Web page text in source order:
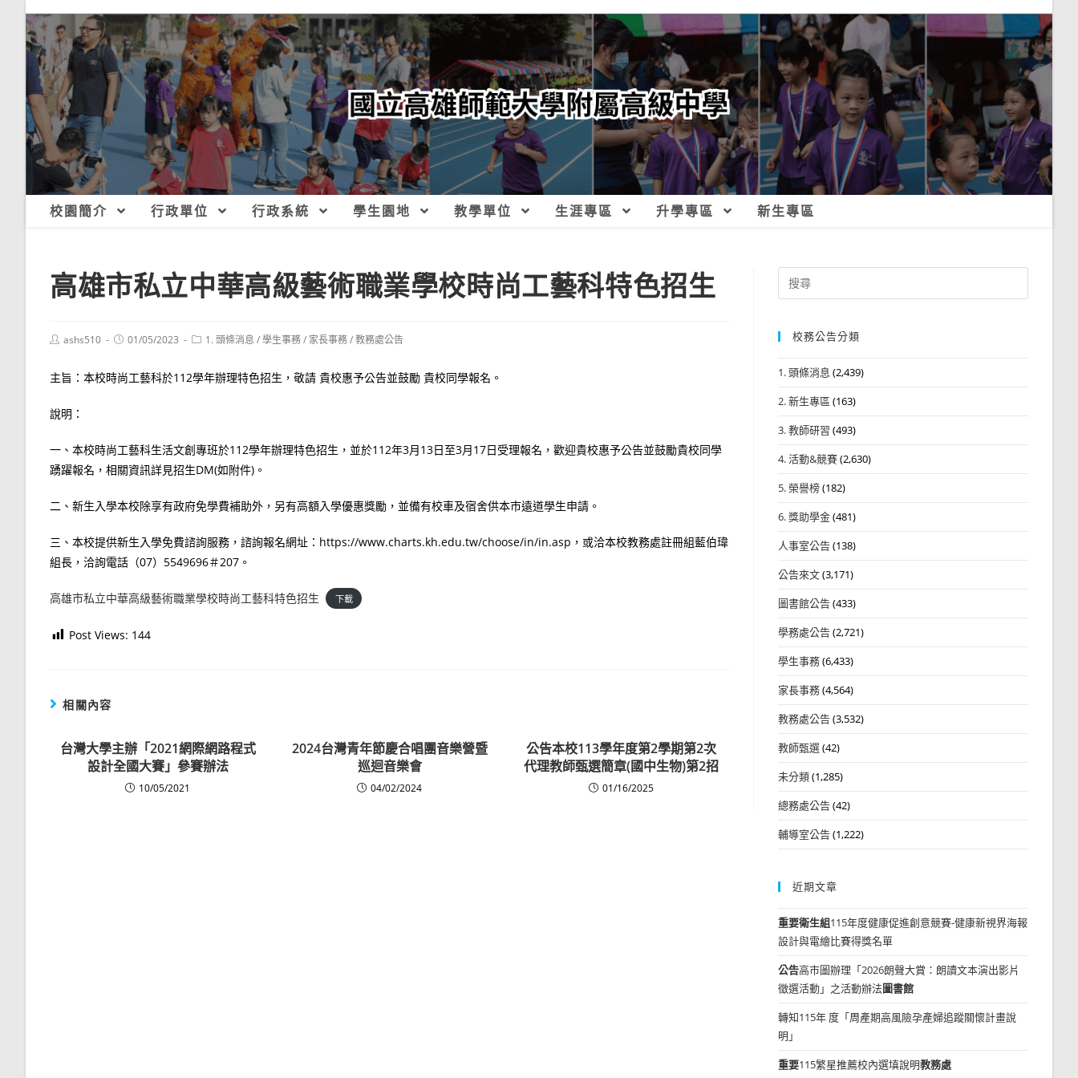
校園簡介 行政單位 行政系統 學生園地 教學單位 生涯專區 升學專區 新生專區
高雄市私立中華高級藝術職業學校時尚工藝科特色招生
Postashs510
Post01/05/2023
Post1. 頭條消息 /學生事務/ 家長事務/教務處公告
主旨：本校時尚工藝科於112學年辦理特色招生，敬請 貴校惠予公告並鼓勵 貴校同學報名。
說明：
一、本校時尚工藝科生活文創專班於112學年辦理特色招生，並於112年3月13日至3月17日受理報名，歡迎貴校惠予公告並鼓勵貴校同學
踴躍報名，相關資訊詳見招生DM(如附件)。
二、新生入學本校除享有政府免學費補助外，另有高額入學優惠獎勵，並備有校車及宿舍供本市遠道學生申請。
三、本校提供新生入學免費諮詢服務，諮詢報名網址：https://www.charts.kh.edu.tw/choose/in/in.asp，或洽本校教務處註冊組藍伯瑋
組長，洽詢電話（07）5549696＃207。
高雄市私立中華高級藝術職業學校時尚工藝科特色招生 下載
Post Views: 144
相關內容
台灣大學主辦「2021網際網路程式
設計全國大賽」參賽辦法
10/05/2021
2024台灣青年節慶合唱團音樂營暨
巡迴音樂會
04/02/2024
公告本校113學年度第2學期第2次
代理教師甄選簡章(國中生物)第2招
01/16/2025
Search
for:
校務公告分類
1. 頭條消息 (2,439)
2. 新生專區 (163)
3. 教師研習 (493)
4. 活動&競賽(2,630)
5. 榮譽榜(182)
6. 獎助學金(481)
人事室公告(138)
公告來文(3,171)
圖書館公告(433)
學務處公告(2,721)
學生事務(6,433)
家長事務(4,564)
教務處公告(3,532)
教師甄選(42)
未分類(1,285)
總務處公告(42)
輔導室公告(1,222)
近期文章
重要衛生組115年度健康促進創意競賽-健康新視界海報
設計與電繪比賽得獎名單
公告高市圖辦理「2026朗聲大賞：朗讀文本演出影片
徵選活動」之活動辦法圖書館
轉知115年 度「周產期高風險孕產婦追蹤關懷計畫說
明」
重要115繁星推薦校內選填說明教務處